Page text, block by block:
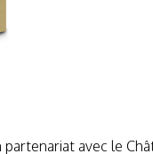
avec le